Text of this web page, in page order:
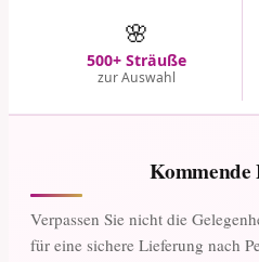
🌸
500+ Sträuße
zur Auswahl
Kommende
Verpassen Sie nicht die
für eine sichere Lieferung nach